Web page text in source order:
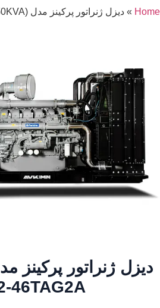
Home
» دیزل ژنراتور پرکینز مدل (1650KVA) 4012-46TAG2A
46TAG2A